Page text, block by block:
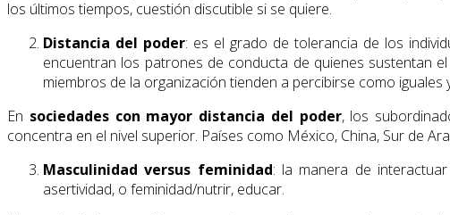
los últimos tiempos, cuestión discutible si se quiere.
Distancia del poder: es el grado de tolerancia de los
encuentran los patrones de conducta de quienes sustentan
miembros de la organización tienden a percibirse como
En sociedades con mayor distancia del poder, los
concentra en el nivel superior. Países como México, China, Sur de
Masculinidad versus feminidad: la manera de
asertividad, o feminidad/nutrir, educar.